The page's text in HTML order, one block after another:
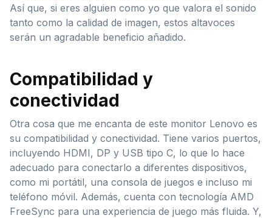
Así que, si eres alguien como yo que valora el sonido
tanto como la calidad de imagen, estos altavoces
serán un agradable beneficio añadido.
Compatibilidad y
conectividad
Otra cosa que me encanta de este monitor Lenovo es
su compatibilidad y conectividad. Tiene varios puertos,
incluyendo HDMI, DP y USB tipo C, lo que lo hace
adecuado para conectarlo a diferentes dispositivos,
como mi portátil, una consola de juegos e incluso mi
teléfono móvil. Además, cuenta con tecnología AMD
FreeSync para una experiencia de juego más fluida. Y,